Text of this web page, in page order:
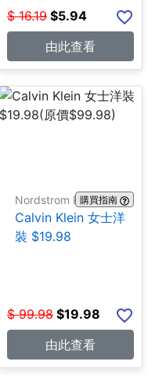
$ 16.19 $5.94
由此查看
Nordstrom Rack購買指南
Calvin Klein 女士洋
裝 $19.98
$ 99.98 $19.98
由此查看